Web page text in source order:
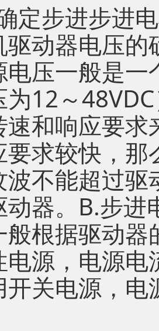
定步进步进
驱动器电压
电压一般是
12～
速和响应要
要求较快，
波不能超过
动器。B.步进
般根据驱动
电源，电源
开关电源，